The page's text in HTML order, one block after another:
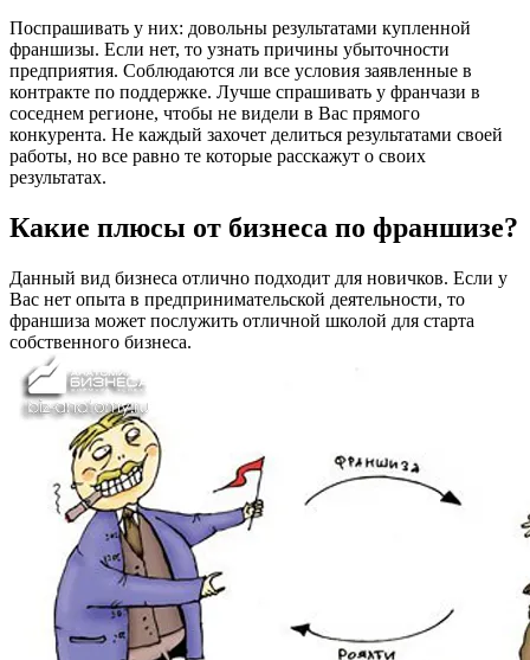
Поспрашивать у них: довольны результатами купленной
франшизы. Если нет, то узнать причины убыточности
предприятия. Соблюдаются ли все условия заявленные в
контракте по поддержке. Лучше спрашивать у франчази в
соседнем регионе, чтобы не видели в Вас прямого
конкурента. Не каждый захочет делиться результатами своей
работы, но все равно те которые расскажут о своих
результатах.
Какие плюсы от бизнеса по франшизе?
Данный вид бизнеса отлично подходит для новичков. Если у
Вас нет опыта в предпринимательской деятельности, то
франшиза может послужить отличной школой для старта
собственного бизнеса.